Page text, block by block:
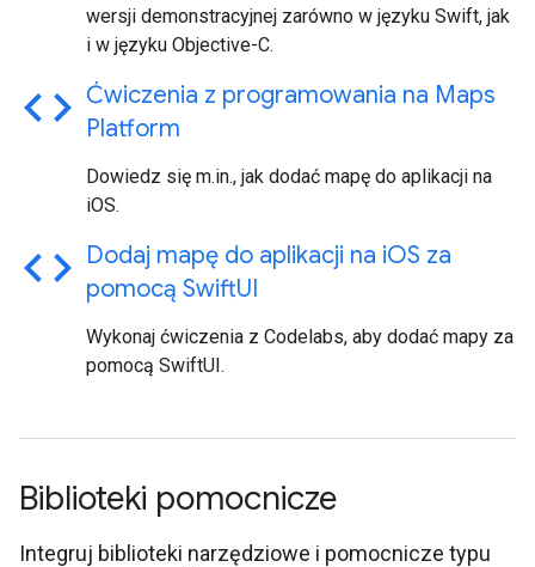
wersji demonstracyjnej zarówno w języku Swift, jak
i w języku Objective-C.
code Ćwiczenia z programowania na Maps
Platform
Dowiedz się m.in., jak dodać mapę do aplikacji na
iOS.
code Dodaj mapę do aplikacji na iOS za
pomocą SwiftUI
Wykonaj ćwiczenia z Codelabs, aby dodać mapy za
pomocą SwiftUI.
Biblioteki pomocnicze
Integruj biblioteki narzędziowe i pomocnicze typu